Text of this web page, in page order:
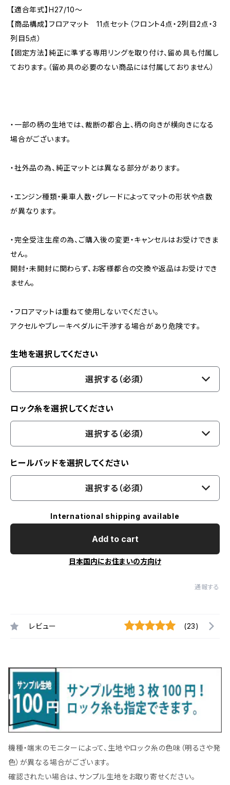
【適合年式】H27/10〜
【商品構成】フロアマット 11点セット（フロント4点・2列目2点・3
列目5点）
【固定方法】純正に準ずる専用リングを取り付け、留め具も付属し
ております。（留め具の必要のない商品には付属しておりません）
・一部の柄の生地では、裁断の都合上、柄の向きが横向きになる
場合がございます。
・社外品の為、純正マットとは異なる部分があります。
・エンジン種類・乗車人数・グレードによってマットの形状や点数
が異なります。
・完全受注生産の為、ご購入後の変更・キャンセルはお受けできま
せん。
開封・未開封に関わらず、お客様都合の交換や返品はお受けでき
ません。
・フロアマットは重ねて使用しないでください。
アクセルやブレーキペダルに干渉する場合があり危険です。
生地を選択してください
選択する（必須）
ロック糸を選択してください
選択する（必須）
ヒールパッドを選択してください
選択する（必須）
International shipping available
Add to cart
日本国内にお住まいの方向け
通報する
レビュー (23)
機種・端末のモニターによって、生地やロック糸の色味（明るさや発
色）が異なる場合がございます。
確認されたい場合は、サンプル生地をお取り寄せください。